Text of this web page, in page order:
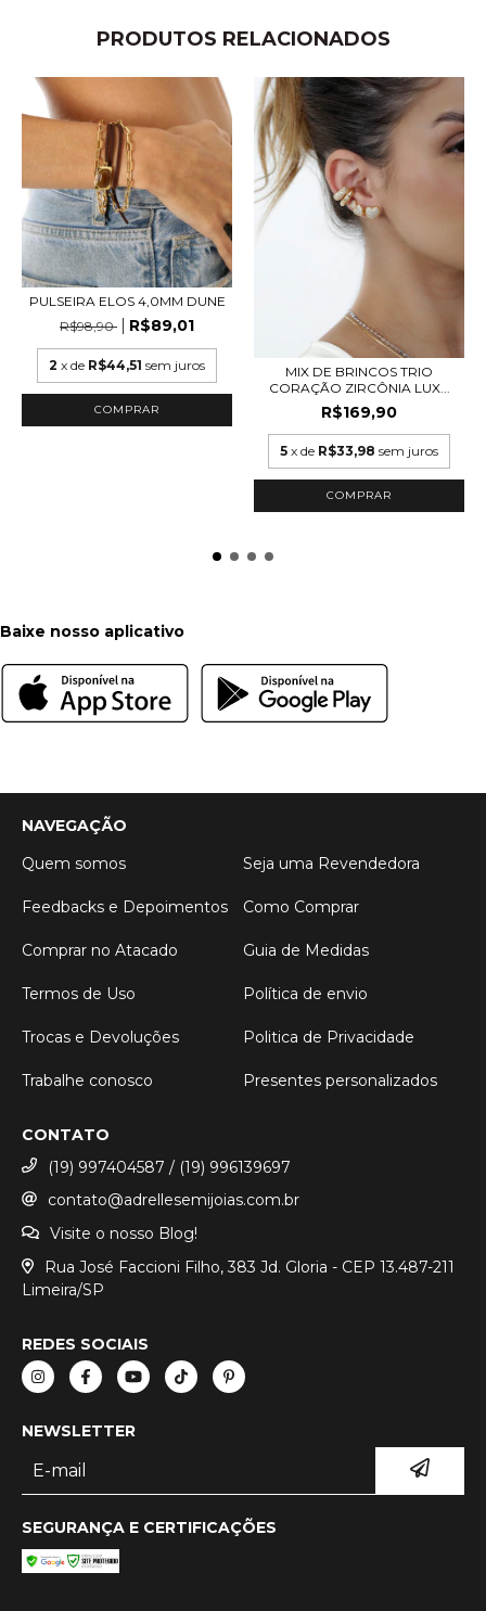
PRODUTOS RELACIONADOS
PULSEIRA ELOS 4,0MM DUNE
R$98,90
R$89,01
2 x de R$44,51 sem juros
MIX DE BRINCOS TRIO
CORAÇÃO ZIRCÔNIA LUX...
R$169,90
5 x de R$33,98 sem juros
COMPRAR
Baixe nosso aplicativo
NAVEGAÇÃO
Quem somos
Seja uma Revendedora
Feedbacks e Depoimentos Como Comprar
Comprar no Atacado Guia de Medidas
Termos de Uso Política de envio
Trocas e Devoluções Politica de Privacidade
Trabalhe conosco Presentes personalizados
CONTATO
(19) 997404587 / (19) 996139697
contato@adrellesemijoias.com.br
Visite o nosso Blog!
Rua José Faccioni Filho, 383 Jd. Gloria - CEP 13.487-211
Limeira/SP
REDES SOCIAIS
NEWSLETTER
SEGURANÇA E CERTIFICAÇÕES